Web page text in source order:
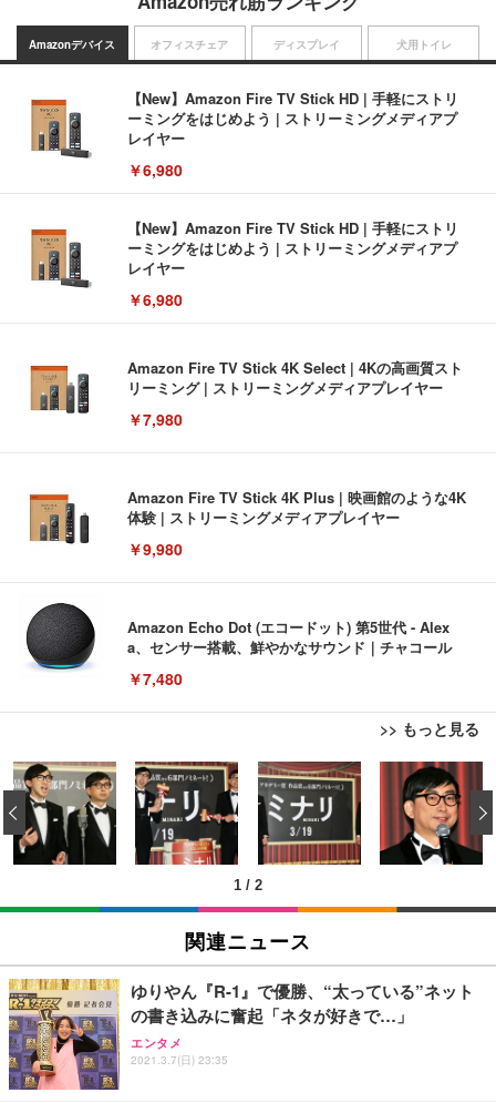
Amazonデバイス
【New】Amazon Fire TV Stick HD | 手軽にストリ
ーミングをはじめよう | ストリーミングメディアプ
レイヤー
￥6,980
【New】Amazon Fire TV Stick HD | 手軽にストリ
ーミングをはじめよう | ストリーミングメディアプ
レイヤー
￥6,980
Amazon Fire TV Stick 4K Select | 4Kの高画質スト
リーミング | ストリーミングメディアプレイヤー
￥7,980
Amazon Fire TV Stick 4K Plus | 映画館のような4K
体験 | ストリーミングメディアプレイヤー
￥9,980
Amazon Echo Dot (エコードット) 第5世代 - Alex
a、センサー搭載、鮮やかなサウンド｜チャコール
￥7,480
>> もっと見る
オフィスチェア
[EdoErgo] オフィスチェア 椅子 テレワーク 疲れな
い 跳ね上げ式アームレスト コンパクト 約105度ロッ
キング pc 事務椅子 360度回転 座面昇降 強化ナイロ
ン樹脂ベース 通気性メッシュ 在宅ワーク H-WY01
(黒網+黒枠+黒足)
￥5,699
SIHOO B100 オフィスチェア／デスクチェア メッシ
ュチェア 人間工学 疲れない ブラック
￥27,999
Sezlife オフィスチェア デスクチェア 疲れない テレ
ワーク チェア 強化バックレスト 30度ロッキング機
能 人間工学 椅子 腰サポート 90度跳ね上げ式アーム
ディスプレイ
EIZO ビジネス向けプレミアムモニター | FlexScan
EV3240X-WT | 31.5型4K UHD・USB Type-C・ホワ
イト
￥105,595
EIZO ビジネス向けプレミアムモニター | FlexScan
￥109,572
【純正品】27"ゲーミングモニター DualSense 充電
フック付き（CFI-ZDM1J）
犬用トイレ
Amazonベーシック ペットシーツ 薄型 レギュラー 1
回使い捨て 無香料 ホワイト 300枚
￥3,373
Amazonベーシック ペットシーツ 厚型 ワイド 42枚
x2袋(84枚) ホワイト(吸収面:ライトブルー)
￥3,234
ネオ・ルーライフ ネオ・オムツ L 中型犬用 26枚入
り 単品
1 / 2
‹
関連ニュース
ゆりやん『R-1』で優勝、“太っている”ネット
の書き込みに奮起「ネタが好きで…」
エンタメ
2021.3.7(日) 23:35